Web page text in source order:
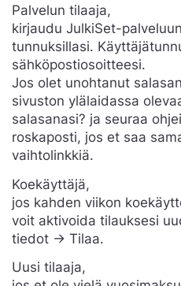
Palvelun tilaaja,
kirjaudu JulkiSet-
tunnuksillasi.
sähköpostiosoitteesi.
Jos olet unohtanut
sivuston ylälaidassa
salasanasi? ja seuraa
roskaposti, jos et saa
vaihtolinkkiä.
Koekäyttäjä,
jos kahden viikon
voit aktivoida tilauksesi
tiedot -> Tilaa.
Uusi tilaaja,